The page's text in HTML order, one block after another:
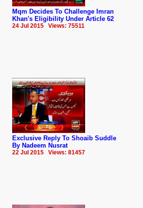
Mqm Decides To Challenge Imran
Khan's Eligibility Under Article 62
24 Jul 2015 Views: 75511
Exclusive Reply To Shoaib Suddle
By Nadeem Nusrat
22 Jul 2015 Views: 81457